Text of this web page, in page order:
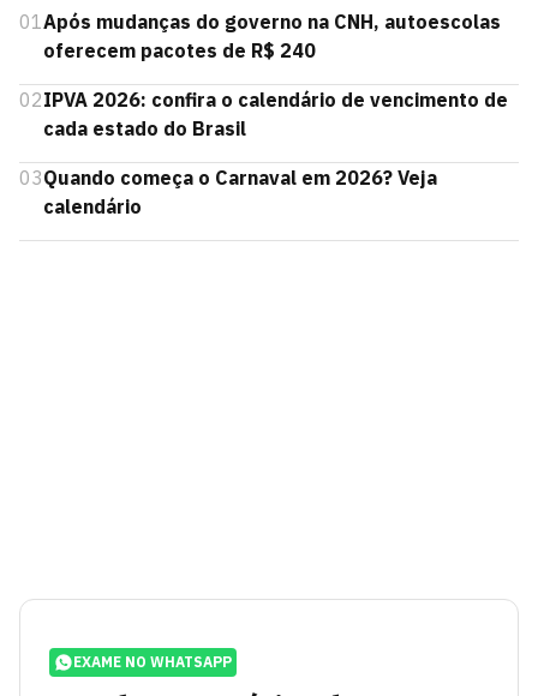
01Após mudanças do governo na CNH, autoescolas
oferecem pacotes de R$ 240
02IPVA 2026: confira o calendário de vencimento de
cada estado do Brasil
03Quando começa o Carnaval em 2026? Veja
calendário
EXAME NO WHATSAPP